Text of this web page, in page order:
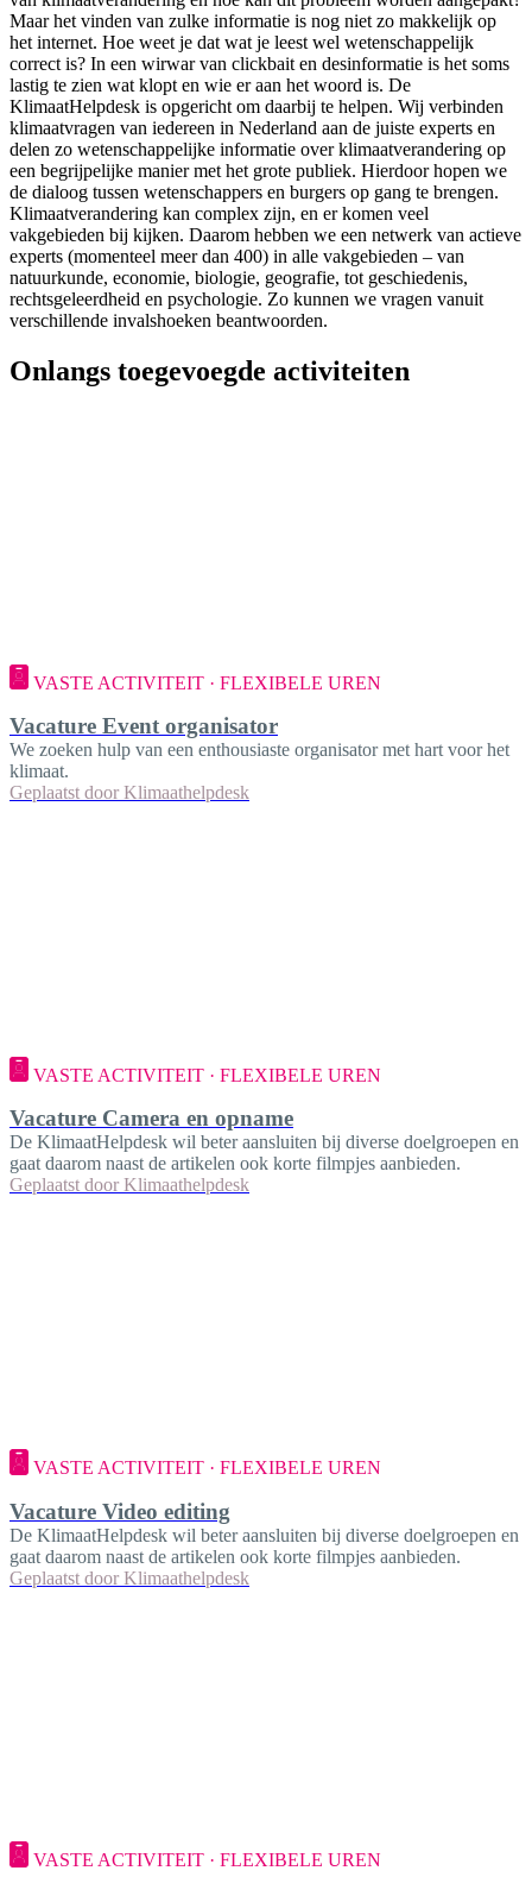
Maar het vinden van zulke informatie is nog niet zo makkelijk op
het internet. Hoe weet je dat wat je leest wel wetenschappelijk
correct is? In een wirwar van clickbait en desinformatie is het soms
lastig te zien wat klopt en wie er aan het woord is. De
KlimaatHelpdesk is opgericht om daarbij te helpen. Wij verbinden
klimaatvragen van iedereen in Nederland aan de juiste experts en
delen zo wetenschappelijke informatie over klimaatverandering op
een begrijpelijke manier met het grote publiek. Hierdoor hopen we
de dialoog tussen wetenschappers en burgers op gang te brengen.
Klimaatverandering kan complex zijn, en er komen veel
vakgebieden bij kijken. Daarom hebben we een netwerk van actieve
experts (momenteel meer dan 400) in alle vakgebieden – van
natuurkunde, economie, biologie, geografie, tot geschiedenis,
rechtsgeleerdheid en psychologie. Zo kunnen we vragen vanuit
verschillende invalshoeken beantwoorden.
Onlangs toegevoegde activiteiten
VASTE ACTIVITEIT · FLEXIBELE UREN
Vacature Event organisator
We zoeken hulp van een enthousiaste organisator met hart voor het
klimaat.
Geplaatst door Klimaathelpdesk
VASTE ACTIVITEIT · FLEXIBELE UREN
Vacature Camera en opname
De KlimaatHelpdesk wil beter aansluiten bij diverse doelgroepen en
gaat daarom naast de artikelen ook korte filmpjes aanbieden.
Geplaatst door Klimaathelpdesk
VASTE ACTIVITEIT · FLEXIBELE UREN
Vacature Video editing
De KlimaatHelpdesk wil beter aansluiten bij diverse doelgroepen en
gaat daarom naast de artikelen ook korte filmpjes aanbieden.
Geplaatst door Klimaathelpdesk
VASTE ACTIVITEIT · FLEXIBELE UREN